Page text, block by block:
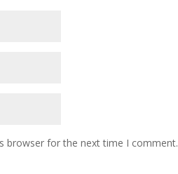
browser for the next time I comment.